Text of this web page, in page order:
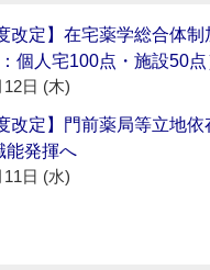
改定】在宅薬学総合体
個人宅100点・施設50
12日 (木)
改定】門前薬局等立地
能発揮へ
11日 (水)